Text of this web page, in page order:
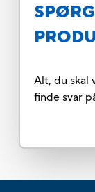
Alt, du skal
finde svar